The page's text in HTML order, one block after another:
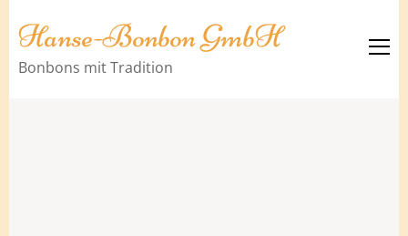
Hanse-Bonbon GmbH
Bonbons mit Tradition